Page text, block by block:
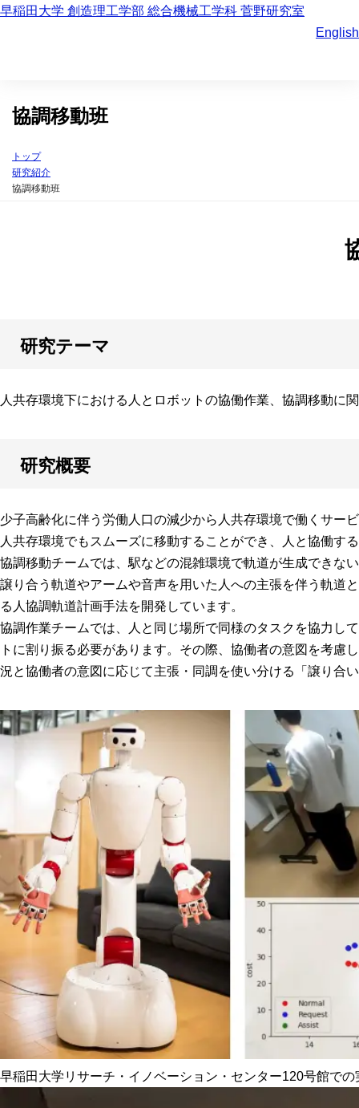
早稲田大学 創造理工学部 総合機械工学科 菅野研究室
English
協調移動班
トップ
研究紹介
協調移動班
研究テーマ
人共存環境下における人とロボットの協働作業、協調移動に
研究概要
少子高齢化に伴う労働人口の減少から人共存環境で働くサー
人共存環境でもスムーズに移動することができ、人と協働す
協調移動チームでは、駅などの混雑環境で軌道が生成できな
譲り合う軌道やアームや音声を用いた人への主張を伴う軌道
る人協調軌道計画手法を開発しています。
協調作業チームでは、人と同じ場所で同様のタスクを協力し
トに割り振る必要があります。その際、協働者の意図を考
況と協働者の意図に応じて主張・同調を使い分ける「譲り合
早稲田大学リサーチ・イノベーション・センター120号館での